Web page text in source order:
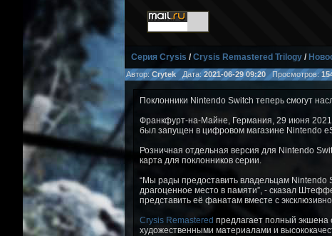
Серия Crysis /Crysis Remastered Trilogy/
Автор: CrytekДата:2021-06-29 09:20Просмотров:
Поклонники Nintendo Switch теперь смогут
Франкфурт-на-Майне, Германия, 29 июня 2021
был запущен в цифровом магазине Nintendo
Розничная отдельная версия для Nintendo
карта для поклонников серии.
“Мы рады предоставить владельцам Nintendo
драгоценное место в памяти”, - сказал
представить её фанатам вместе с
Crysis Remastered предлагает полный экшена
художественными материалами и